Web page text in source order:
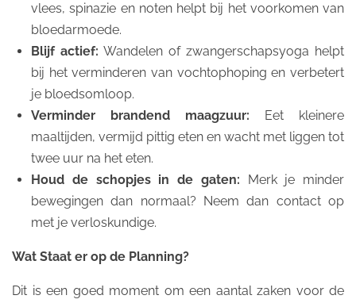
vlees, spinazie en noten helpt bij het voorkomen van
bloedarmoede.
Blijf actief: Wandelen of zwangerschapsyoga helpt
bij het verminderen van vochtophoping en verbetert
je bloedsomloop.
Verminder brandend maagzuur: Eet kleinere
maaltijden, vermijd pittig eten en wacht met liggen tot
twee uur na het eten.
Houd de schopjes in de gaten: Merk je minder
bewegingen dan normaal? Neem dan contact op
met je verloskundige.
Wat Staat er op de Planning?
Dit is een goed moment om een aantal zaken voor de